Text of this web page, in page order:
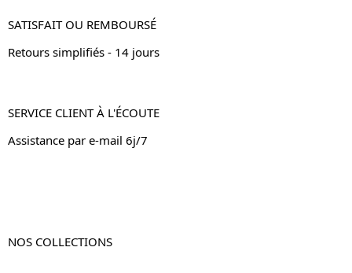
SATISFAIT OU REMBOURSÉ
Retours simplifiés - 14 jours
SERVICE CLIENT À L'ÉCOUTE
Assistance par e-mail 6j/7
NOS COLLECTIONS